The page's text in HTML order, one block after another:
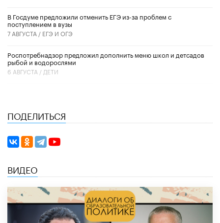
В Госдуме предложили отменить ЕГЭ из-за проблем с
поступлением в вузы
7 АВГУСТА / ЕГЭ И ОГЭ
Роспотребнадзор предложил дополнить меню школ и детсадов
рыбой и водорослями
6 АВГУСТА / ДЕТИ
ПОДЕЛИТЬСЯ
ВИДЕО